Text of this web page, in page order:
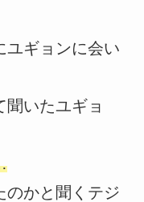
ユギョンに会い
聞いたユギョ
のかと聞くテジ